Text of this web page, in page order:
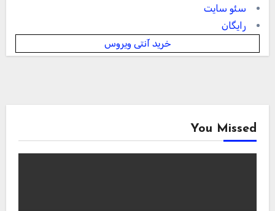
سئو سایت
رایگان
خرید آنتی ویروس
You Missed